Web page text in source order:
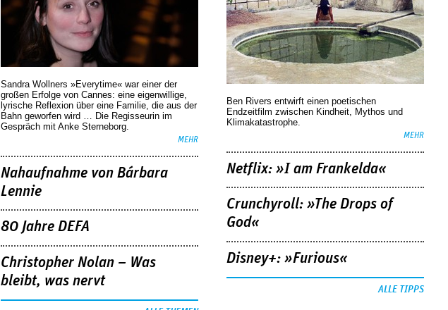
Sandra Wollners »Everytime« war einer der
großen Erfolge von Cannes: eine eigenwillige,
lyrische Reflexion über eine ­Familie, die aus der
Bahn geworfen wird … Die Regisseurin im
Gespräch mit Anke Sterneborg.
MEHR
Nahaufnahme von Bárbara
Lennie
80 Jahre DEFA
Christopher Nolan – Was
bleibt, was nervt
Ben Rivers entwirft einen poetischen
Endzeitfilm zwischen Kindheit, Mythos und
Klimakatastrophe.
MEHR
Netflix: »I am Frankelda«
Crunchyroll: »The Drops of
God«
Disney+: »Furious«
ALLE TIPPS